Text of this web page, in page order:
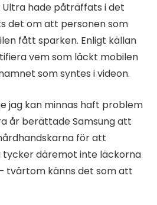
Ultra hade påträffats i det
det om att personen som
fått sparken. Enligt källan
vem som läckt mobilen
som syntes i videon.
jag kan minnas haft problem
år berättade Samsung att
för att
tycker däremot inte läckorna
tvärtom känns det som att